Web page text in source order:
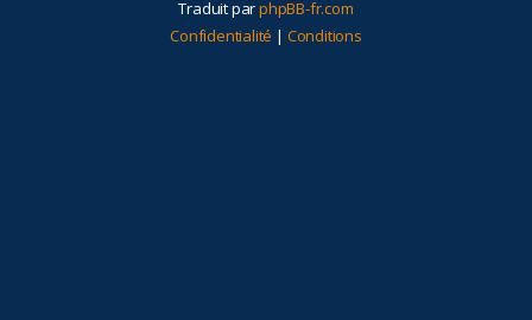
Traduit parphpBB-fr.com
Confidentialité | Conditions